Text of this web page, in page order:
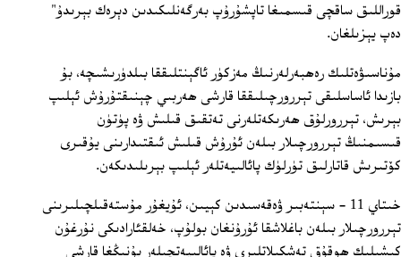
قوراللىق ساقچى قىسمىغا تاپشۇرۇپ بەرگەنلىكىدىن دېرەك بېرىدۇ"
دەپ يېزىلغان.
مۇناسىۋەتلىك رەھبەرلەرنىڭ مەزكۈر ئاگېنتلىققا بىلدۈرىشىچە، بۇ
بازىدا ئاساسلىقى تېررورچىلىققا قارشى ھەربىي چېنىقتۇرۇش ئېلىپ
بېرىش، تېررورلۇق ھەرىكەتلەرنى تەتقىق قىلىش ۋە پۈتۈن
قىسىمنىڭ تېررورچىلار بىلەن ئۇرۇش قىلىش ئىقتىدارىنى يۇقىرى
كۆتىرىش قاتارلىق تۈرلۈك پائالىيەتلەر ئېلىپ بېرىلىدىكەن.
خىتاي 11 - سېنتەبىر ۋەقەسىدىن كېيىن، ئۇيغۇر مۇستەقىلچىلىرىنى
تېررورچىلار بىلەن باغلاشقا ئۇرۇنغان بولۇپ، خەلقئارادىكى نۇرغۇن
كىشىلىك ھوقۇق تەشكىلاتلىرى ۋە پائالىيەتچىلەر بۇنىڭغا قارشى